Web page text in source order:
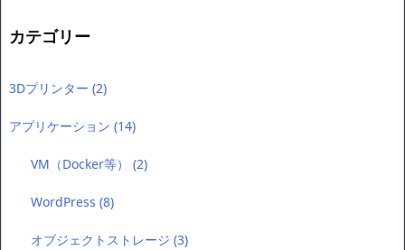
カテゴリー
3Dプリンター (2)
アプリケーション (14)
VM（Docker等）(2)
WordPress(8)
オブジェクトストレージ(3)